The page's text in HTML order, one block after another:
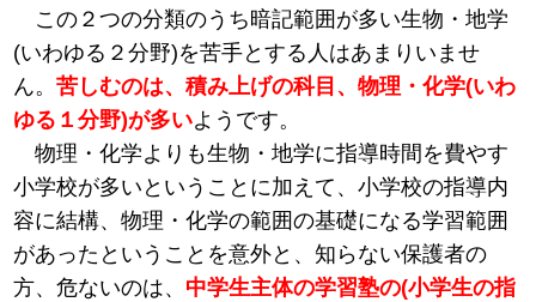
この２つの分類のうち暗記範囲が多い生物・地学
(いわゆる２分野)を苦手とする人はあまりいませ
ん。苦しむのは、積み上げの科目、物理・化学(いわ
ゆる１分野)が多いようです。
物理・化学よりも生物・地学に指導時間を費やす
小学校が多いということに加えて、小学校の指導内
容に結構、物理・化学の範囲の基礎になる学習範囲
があったということを意外と、知らない保護者の
方、危ないのは、 中学生主体の学習塾の(小学生の指